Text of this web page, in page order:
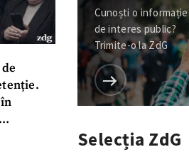
Cunoști o informație
de interes public?
Trimite-o la ZdG
Selecția ZdG